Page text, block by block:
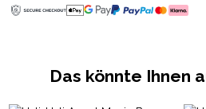
Das könnte Ihnen